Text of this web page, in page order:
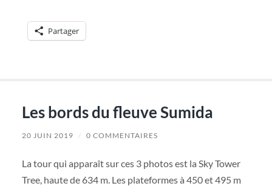
Partager
Les bords du fleuve Sumida
20 JUIN 2019 / 0 COMMENTAIRES
La tour qui apparaît sur ces 3 photos est la Sky Tower
Tree, haute de 634 m. Les plateformes à 450 et 495 m